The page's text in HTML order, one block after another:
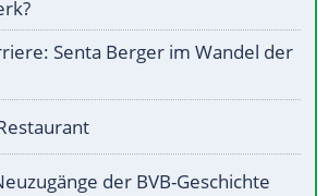
Senta Berger im Wandel der
der BVB-Geschichte